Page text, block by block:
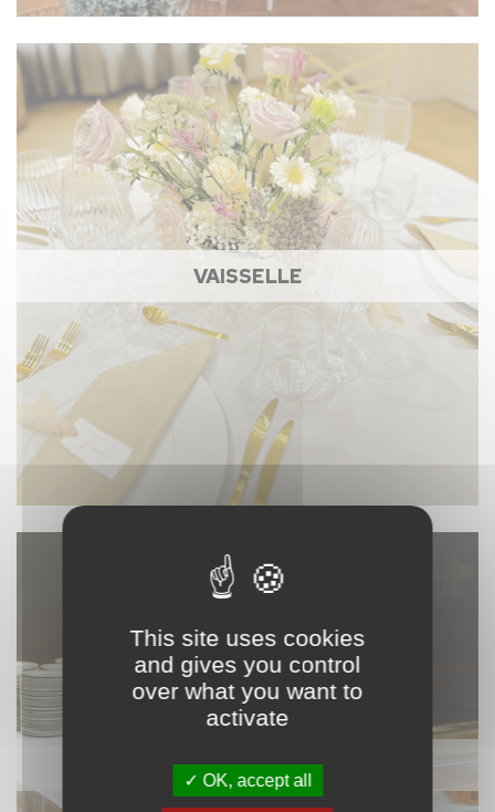
VAISSELLE
ACCESSOIRES DE CUISINE
This site uses cookies
and gives you control
over what you want to
activate
OK, accept all